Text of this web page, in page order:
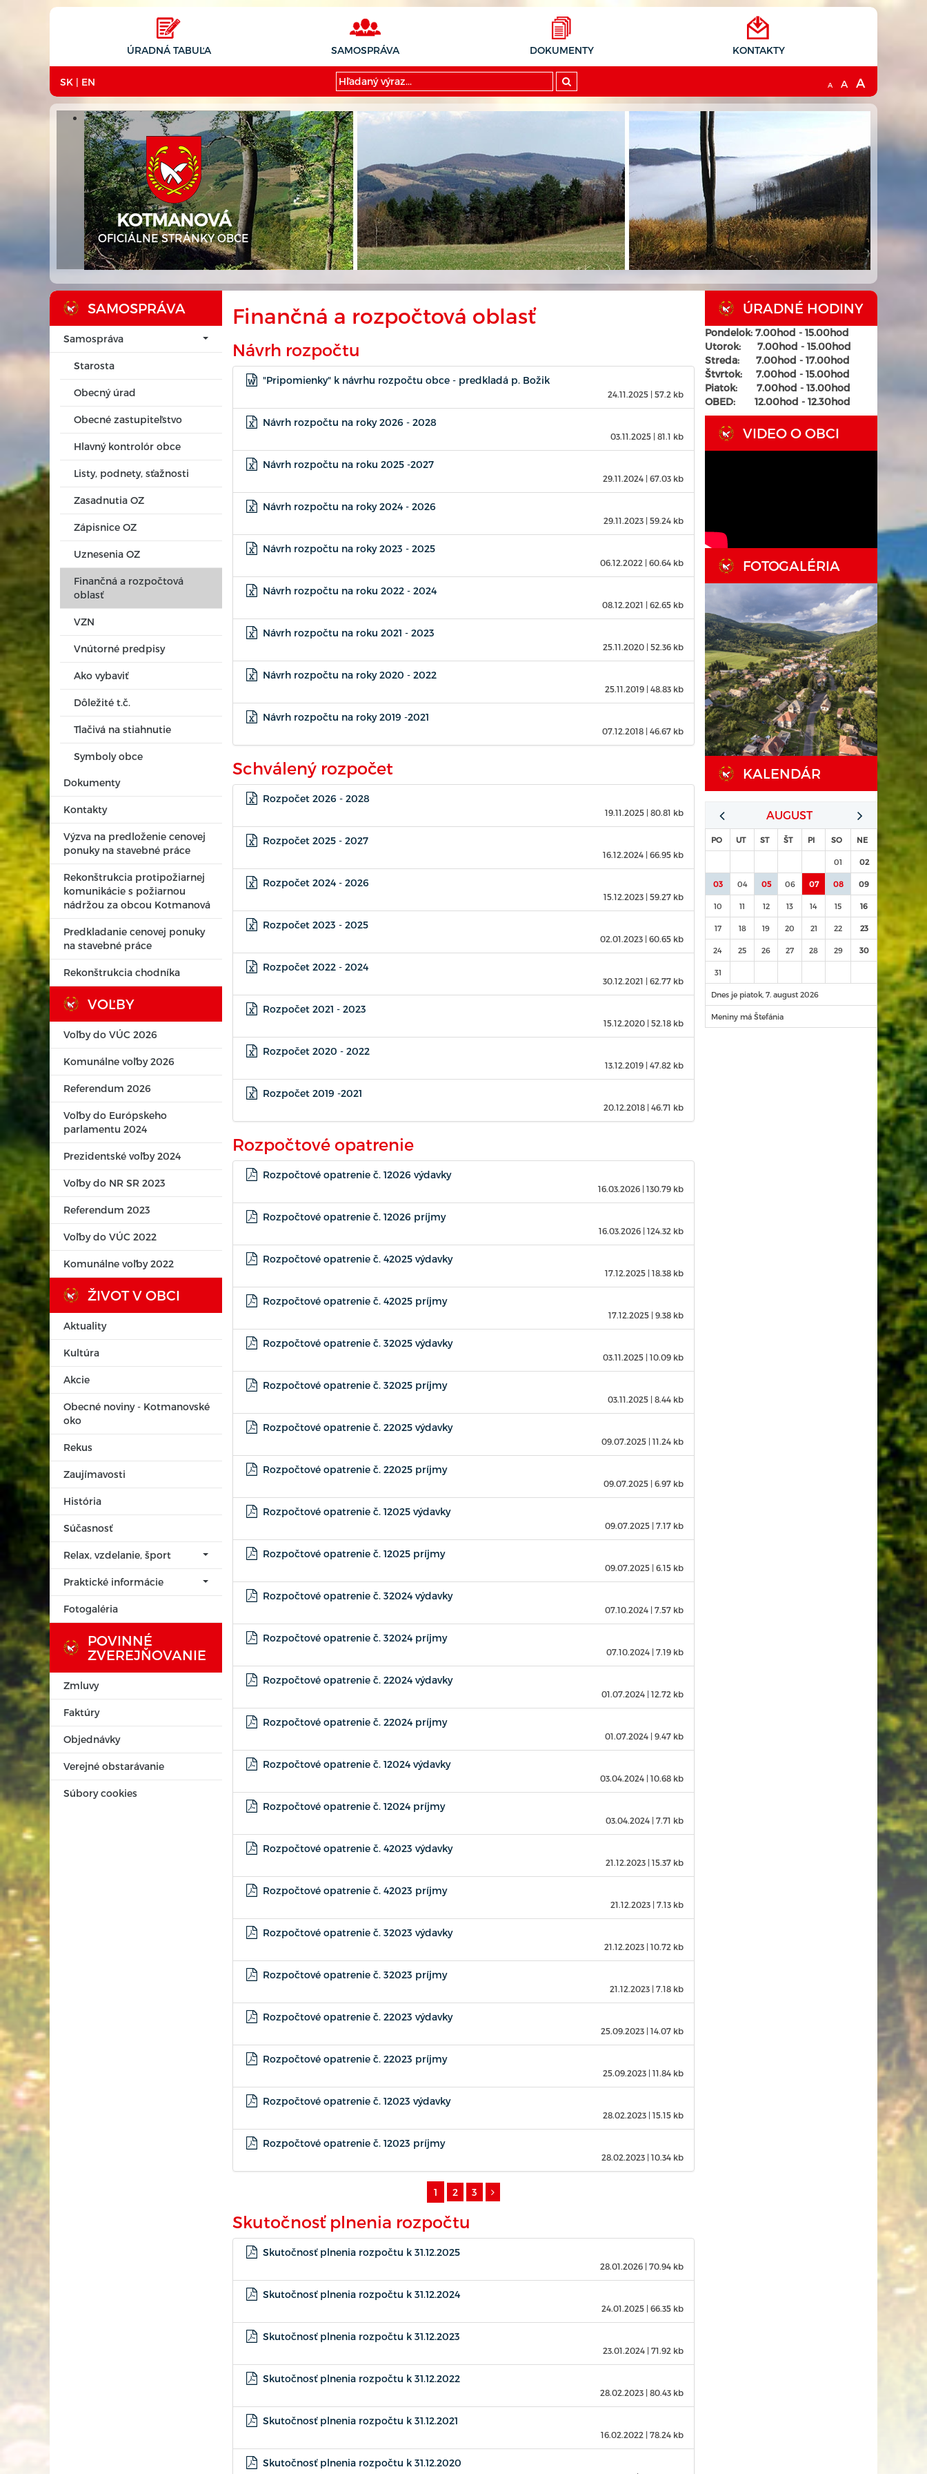
ÚRADNÁ TABUĽA SAMOSPRÁVA DOKUMENTY KONTAKTY
SK | EN A A A
KOTMANOVÁ
OFICIÁLNE STRÁNKY OBCE
SAMOSPRÁVA
Samospráva
Starosta
Obecný úrad
Obecné zastupiteľstvo
Hlavný kontrolór obce
Listy, podnety, sťažnosti
Zasadnutia OZ
Zápisnice OZ
Uznesenia OZ
Finančná a rozpočtová
oblasť
VZN
Vnútorné predpisy
Ako vybaviť
Dôležité t.č.
Tlačivá na stiahnutie
Symboly obce
Dokumenty
Kontakty
Výzva na predloženie cenovej
ponuky na stavebné práce
Rekonštrukcia protipožiarnej
komunikácie s požiarnou
nádržou za obcou Kotmanová
Predkladanie cenovej ponuky
na stavebné práce
Rekonštrukcia chodníka
VOĽBY
Voľby do VÚC 2026
Komunálne voľby 2026
Referendum 2026
Voľby do Európskeho
parlamentu 2024
Prezidentské voľby 2024
Voľby do NR SR 2023
Referendum 2023
Voľby do VÚC 2022
Komunálne voľby 2022
ŽIVOT V OBCI
Aktuality
Kultúra
Akcie
Obecné noviny - Kotmanovské
oko
Rekus
Zaujímavosti
História
Súčasnosť
Relax, vzdelanie, šport
Praktické informácie
Fotogaléria
POVINNÉ
ZVEREJŇOVANIE
Zmluvy
Faktúry
Objednávky
Verejné obstarávanie
Súbory cookies
Finančná a rozpočtová oblasť
Návrh rozpočtu
"Pripomienky" k návrhu rozpočtu obce - predkladá p. Božik
24.11.2025 | 57.2 kb
Návrh rozpočtu na roky 2026 - 2028
03.11.2025 | 81.1 kb
Návrh rozpočtu na roku 2025 -2027
29.11.2024 | 67.03 kb
Návrh rozpočtu na roky 2024 - 2026
29.11.2023 | 59.24 kb
Návrh rozpočtu na roky 2023 - 2025
06.12.2022 | 60.64 kb
Návrh rozpočtu na roku 2022 - 2024
08.12.2021 | 62.65 kb
Návrh rozpočtu na roku 2021 - 2023
25.11.2020 | 52.36 kb
Návrh rozpočtu na roky 2020 - 2022
25.11.2019 | 48.83 kb
Návrh rozpočtu na roky 2019 -2021
07.12.2018 | 46.67 kb
Schválený rozpočet
Rozpočet 2026 - 2028
19.11.2025 | 80.81 kb
Rozpočet 2025 - 2027
16.12.2024 | 66.95 kb
Rozpočet 2024 - 2026
15.12.2023 | 59.27 kb
Rozpočet 2023 - 2025
02.01.2023 | 60.65 kb
Rozpočet 2022 - 2024
30.12.2021 | 62.77 kb
Rozpočet 2021 - 2023
15.12.2020 | 52.18 kb
Rozpočet 2020 - 2022
13.12.2019 | 47.82 kb
Rozpočet 2019 -2021
20.12.2018 | 46.71 kb
Rozpočtové opatrenie
Rozpočtové opatrenie č. 12026 výdavky
16.03.2026 | 130.79 kb
Rozpočtové opatrenie č. 12026 príjmy
16.03.2026 | 124.32 kb
Rozpočtové opatrenie č. 42025 výdavky
17.12.2025 | 18.38 kb
Rozpočtové opatrenie č. 42025 príjmy
17.12.2025 | 9.38 kb
Rozpočtové opatrenie č. 32025 výdavky
03.11.2025 | 10.09 kb
Rozpočtové opatrenie č. 32025 príjmy
03.11.2025 | 8.44 kb
Rozpočtové opatrenie č. 22025 výdavky
09.07.2025 | 11.24 kb
Rozpočtové opatrenie č. 22025 príjmy
09.07.2025 | 6.97 kb
Rozpočtové opatrenie č. 12025 výdavky
09.07.2025 | 7.17 kb
Rozpočtové opatrenie č. 12025 príjmy
09.07.2025 | 6.15 kb
Rozpočtové opatrenie č. 32024 výdavky
07.10.2024 | 7.57 kb
Rozpočtové opatrenie č. 32024 príjmy
07.10.2024 | 7.19 kb
Rozpočtové opatrenie č. 22024 výdavky
01.07.2024 | 12.72 kb
Rozpočtové opatrenie č. 22024 príjmy
01.07.2024 | 9.47 kb
Rozpočtové opatrenie č. 12024 výdavky
03.04.2024 | 10.68 kb
Rozpočtové opatrenie č. 12024 príjmy
03.04.2024 | 7.71 kb
Rozpočtové opatrenie č. 42023 výdavky
21.12.2023 | 15.37 kb
Rozpočtové opatrenie č. 42023 príjmy
21.12.2023 | 7.13 kb
Rozpočtové opatrenie č. 32023 výdavky
21.12.2023 | 10.72 kb
Rozpočtové opatrenie č. 32023 príjmy
21.12.2023 | 7.18 kb
Rozpočtové opatrenie č. 22023 výdavky
25.09.2023 | 14.07 kb
Rozpočtové opatrenie č. 22023 príjmy
25.09.2023 | 11.84 kb
Rozpočtové opatrenie č. 12023 výdavky
28.02.2023 | 15.15 kb
Rozpočtové opatrenie č. 12023 príjmy
28.02.2023 | 10.34 kb
1 2 3
Skutočnosť plnenia rozpočtu
Skutočnosť plnenia rozpočtu k 31.12.2025
28.01.2026 | 70.94 kb
Skutočnosť plnenia rozpočtu k 31.12.2024
24.01.2025 | 66.35 kb
Skutočnosť plnenia rozpočtu k 31.12.2023
23.01.2024 | 71.92 kb
Skutočnosť plnenia rozpočtu k 31.12.2022
28.02.2023 | 80.43 kb
Skutočnosť plnenia rozpočtu k 31.12.2021
16.02.2022 | 78.24 kb
Skutočnosť plnenia rozpočtu k 31.12.2020
ÚRADNÉ HODINY
Pondelok: 7.00hod - 15.00hod
Utorok: 7.00hod - 15.00hod
Streda: 7.00hod - 17.00hod
Štvrtok: 7.00hod - 15.00hod
Piatok: 7.00hod - 13.00hod
OBED: 12.00hod - 12.30hod
VIDEO O OBCI
FOTOGALÉRIA
KALENDÁR
AUGUST
PO UT ST ŠT PI SO NE
01 02
03 04 05 06 07 08 09
10 11 12 13 14 15 16
17 18 19 20 21 22 23
24 25 26 27 28 29 30
31
Dnes je piatok, 7. august 2026
Meniny má Štefánia